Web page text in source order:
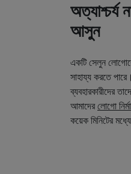
অত্যাশ্চর্য
আসুন
একটি সেলুন
সাহায্য করতে
ব্যবহারকারীদের
আমাদেরলোগো
কয়েক মিনিটের